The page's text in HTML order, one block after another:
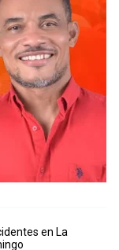
en La